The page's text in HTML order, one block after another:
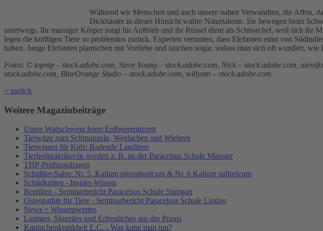
Während wir Menschen und auch unsere nahen Verwandten, die Affen,
Dickhäuter in dieser Hinsicht wahre Naturtalente. Sie bewegen beim
unterwegs. Ihr massiger Körper sorgt für Auftrieb und ihr Rüssel dient als Schnorchel, weil sich ihr
legen die kräftigen Tiere so problemlos zurück. Experten vermuten, dass Elefanten einst von
haben. Junge Elefanten plantschen mit Vorliebe und tauchen sogar, sodass man sich oft wundert,
Fotos: © topntp – stock.adobe.com, Steve Young – stock.adobe.com, Nick – stock.adobe.com,
stock.adobe.com, BlueOrange Studio – stock.adobe.com, willyam – stock.adobe.com
< zurück
Weitere Magazinbeiträge
Unser Wattschwein feiert Erdbeererntezeit
Tierwitze zum Schmunzeln, Weglachen und Wiehern
Tierwissen für Kids: Badende Landtiere
Tierheilpraktiker/in werden z. B. an der Paracelsus Schule Münster
THP-Prüfungsfragen
Schüßler-Salze: Nr. 5. Kalium phosphoricum & Nr. 6 Kalium sulfuricum
Schildkröten - Insider-Wissen
Reptilien - Seminarbericht Paracelsus Schule Stuttgart
Osteopathie für Tiere - Seminarbericht Paracelsus Schule Lindau
News + Wissenswertes
Lustiges, Skurriles und Erfreuliches aus der Praxis
Kaninchenkrankheit E.C. - Was kann man tun?